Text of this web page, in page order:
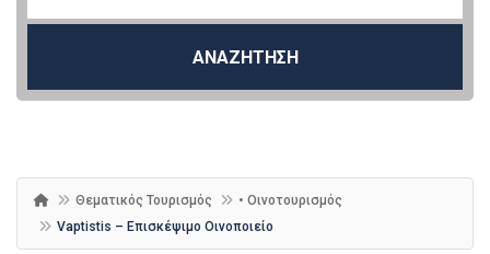
ΑΝΑΖΗΤΗΣΗ
Θεματικός Τουρισμός
• Οινοτουρισμός
Vaptistis – Επισκέψιμο Οινοποιείο